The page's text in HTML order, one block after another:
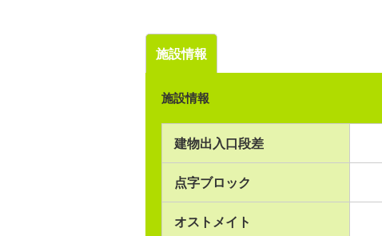
施設情報
施設情報
建物出入口段差
点字ブロック
オストメイト